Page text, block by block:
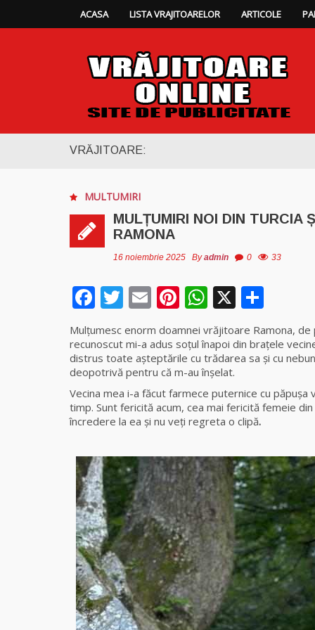
ACASA LISTA VRAJITOARELOR ARTICOLE
VRĂJITOARE:
MULTUMIRI
MULȚUMIRI NOI DIN TURCIA
RAMONA
16 noiembrie 2025 Byadmin 0 33
Facebook
Twitter
EmailPinterest
WhatsApp
X
Mulţumesc enorm doamnei vrăjitoare Ramona, de
recunoscut mi-a adus soţul înapoi din braţele
distrus toate așteptările cu trădarea sa și cu
deopotrivă pentru că m-au înșelat.
Vecina mea i-a făcut farmece puternice cu
timp. Sunt fericită acum, cea mai fericită femeie
încredere la ea şi nu veţi regreta o clipă.